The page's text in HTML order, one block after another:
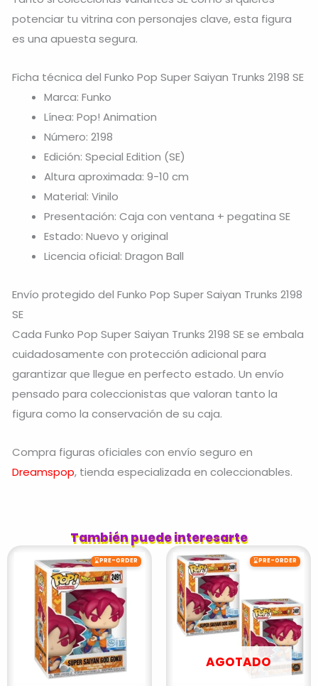
potenciar tu vitrina con personajes clave, esta figura
es una apuesta segura.
Ficha técnica del Funko Pop Super Saiyan Trunks 2198 SE
Marca: Funko
Línea: Pop! Animation
Número: 2198
Edición: Special Edition (SE)
Altura aproximada: 9-10 cm
Material: Vinilo
Presentación: Caja con ventana + pegatina SE
Estado: Nuevo y original
Licencia oficial: Dragon Ball
Envío protegido del Funko Pop Super Saiyan Trunks 2198
SE
Cada Funko Pop Super Saiyan Trunks 2198 SE se embala
cuidadosamente con protección adicional para
garantizar que llegue en perfecto estado. Un envío
pensado para coleccionistas que valoran tanto la
figura como la conservación de su caja.
Compra figuras oficiales con envío seguro en
Dreamspop, tienda especializada en coleccionables.
También puede interesarte
⌛PRE-ORDER ⌛PRE-ORDER
AGOTADO